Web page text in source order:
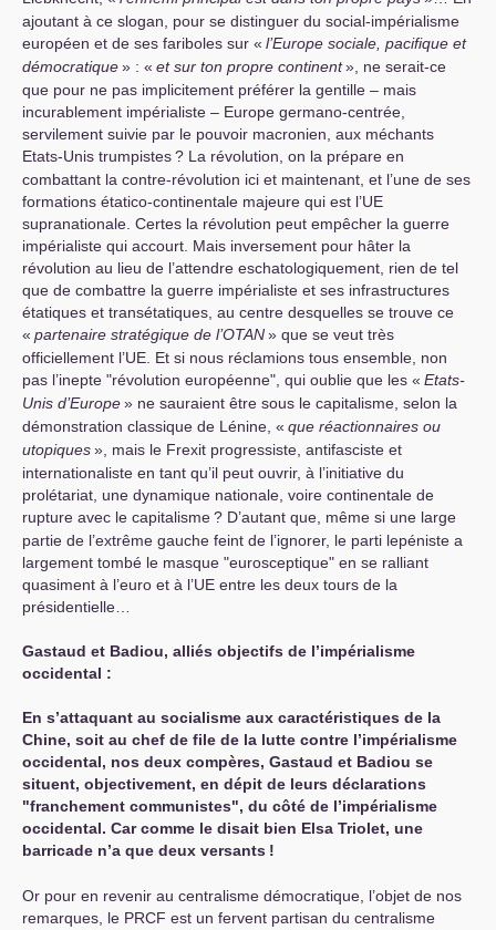
ajoutant à ce slogan, pour se distinguer du social-impérialisme
européen et de ses fariboles sur « l’Europe sociale, pacifique et
démocratique» : « et sur ton propre continent», ne serait-ce
que pour ne pas implicitement préférer la gentille – mais
incurablement impérialiste – Europe germano-centrée,
servilement suivie par le pouvoir macronien, aux méchants
Etats-Unis trumpistes? La révolution, on la prépare en
combattant la contre-révolution ici et maintenant, et l’une de ses
formations étatico-continentale majeure qui est l’UE
supranationale. Certes la révolution peut empêcher la guerre
impérialiste qui accourt. Mais inversement pour hâter la
révolution au lieu de l’attendre eschatologiquement, rien de tel
que de combattre la guerre impérialiste et ses infrastructures
étatiques et transétatiques, au centre desquelles se trouve ce
« partenaire stratégique de l’OTAN» que se veut très
officiellement l’UE . Et si nous réclamions tous ensemble, non
pas l’inepte "révolution européenne", qui oublie que les « Etats-
Unis d’Europe» ne sauraient être sous le capitalisme, selon la
démonstration classique de Lénine, « que réactionnaires ou
utopiques», mais le Frexit progressiste, antifasciste et
internationaliste en tant qu’il peut ouvrir, à l’initiative du
prolétariat, une dynamique nationale, voire continentale de
rupture avec le capitalisme? D’autant que, même si une large
partie de l’extrême gauche feint de l’ignorer, le parti lepéniste a
largement tombé le masque "eurosceptique" en se ralliant
quasiment à l’euro et à l’UE entre les deux tours de la
présidentielle…
Gastaud et Badiou, alliés objectifs de l’impérialisme
occidental :
En s’attaquant au socialisme aux caractéristiques de la
Chine, soit au chef de file de la lutte contre l’impérialisme
occidental, nos deux compères, Gastaud et Badiou se
situent, objectivement, en dépit de leurs déclarations
"franchement communistes", du côté de l’impérialisme
occidental. Car comme le disait bien Elsa Triolet, une
barricade n’a que deux versants !
Or pour en revenir au centralisme démocratique, l’objet de nos
remarques, le PRCF est un fervent partisan du centralisme